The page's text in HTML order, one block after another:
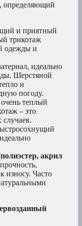
определяющий
и приятный
трикотаж
одежды и
идеально
Шерстяной
и
погоду.
теплый
– это
акрил
износу. Часто